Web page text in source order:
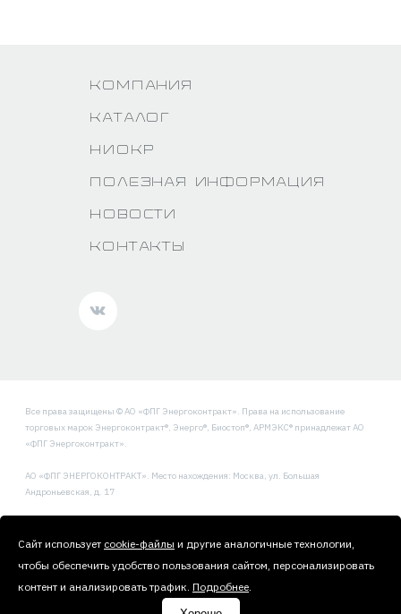
Компания
Каталог
НИОКР
Полезная информация
Новости
Контакты
Все права защищены © АО «ФПГ Энергоконтракт». Права на использование
торговых марок Энергоконтракт®, Энерго®, Биостоп®, АРМЭКС® принадлежат АО
«ФПГ Энергоконтракт».
АО «ФПГ ЭНЕРГОКОНТРАКТ». Место нахождения: Москва, ул. Большая
Андроньевская, д. 17
Сайт использует cookie-файлы и другие аналогичные технологии,
чтобы обеспечить удобство пользования сайтом, персонализировать
контент и анализировать трафик. Подробнее.